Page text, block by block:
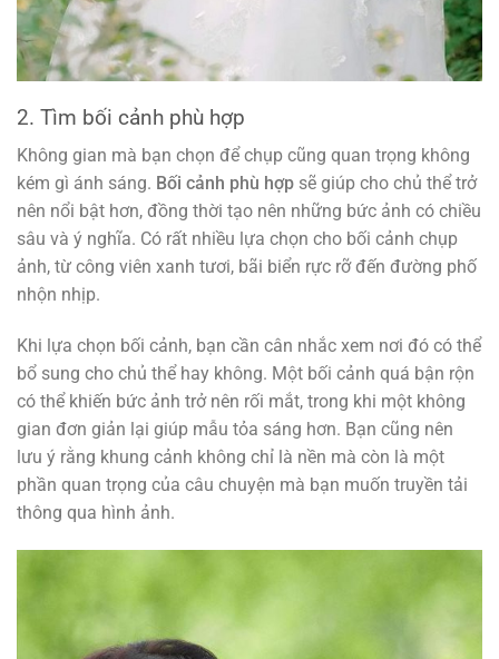
2. Tìm bối cảnh phù hợp
Không gian mà bạn chọn để chụp cũng quan trọng không
kém gì ánh sáng. Bối cảnh phù hợp sẽ giúp cho chủ thể trở
nên nổi bật hơn, đồng thời tạo nên những bức ảnh có chiều
sâu và ý nghĩa. Có rất nhiều lựa chọn cho bối cảnh chụp
ảnh, từ công viên xanh tươi, bãi biển rực rỡ đến đường phố
nhộn nhịp.
Khi lựa chọn bối cảnh, bạn cần cân nhắc xem nơi đó có thể
bổ sung cho chủ thể hay không. Một bối cảnh quá bận rộn
có thể khiến bức ảnh trở nên rối mắt, trong khi một không
gian đơn giản lại giúp mẫu tỏa sáng hơn. Bạn cũng nên
lưu ý rằng khung cảnh không chỉ là nền mà còn là một
phần quan trọng của câu chuyện mà bạn muốn truyền tải
thông qua hình ảnh.